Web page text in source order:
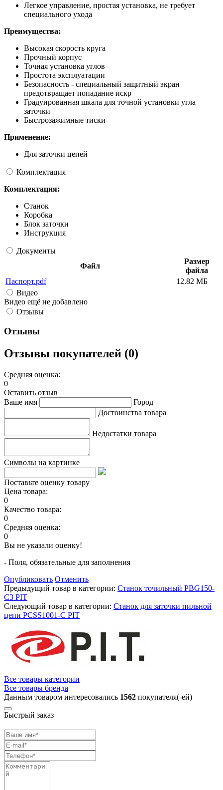
Легкое управление, простая установка, не требует
специального ухода
Преимущества:
Высокая скорость круга
Прочный корпус
Точная установка углов
Простота эксплуатации
Безопасность - специальный защитный экран
предотвращает попадание искр
Градуированная шкала для точной установки угла
заточки
Быстрозажимные тиски
Применение:
Для заточки цепей
Комплектация
Комплектация:
Станок
Коробка
Блок заточки
Инструкция
Документы
Файл
Размер
файла
Паспорт.pdf
12.82 МБ
Видео
Видео ещё не добавлено
Отзывы
Отзывы
Отзывы покупателей (0)
Средняя оценка:
0
Оставить отзыв
Ваше имя
Город
Достоинства товара
Недостатки товара
Символы на картинке
Поставьте оценку товару
Цена товара:
0
Качество товара:
0
Средняя оценка:
0
Вы не указали оценку!
- Поля, обязательные для заполнения
Опубликовать Отменить
Предыдущий товар в категории: Станок точильный PBG150-
C3 PIT
Следующий товар в категории: Станок для заточки пильной
цепи PCSS1001-C PIT
Все товары категории
Все товары бренда
Данным товаром интересовались 1562 покупателя(-ей)
Быстрый заказ